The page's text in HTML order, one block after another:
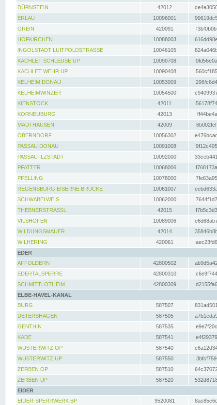
DÜRNSTEIN
42012
ERLAU
10096001
GREIN
420091
HOFKIRCHEN
10088003
INGOLSTADT LUITPOLDSTRASSE
10046105
KACHLET SCHLEUSE UP
10090708
KACHLET WEHR UP
10090408
KELHEIM DONAU
10053009
KELHEIMWINZER
10054500
KIENSTOCK
42011
KORNEUBURG
42013
MAUTHAUSEN
42009
OBERNDORF
10056302
PASSAU DONAU
10091008
PASSAU ILZSTADT
10092000
PFATTER
10068006
PFELLING
10078000
REGENSBURG EISERNE BRÜCKE
10061007
SCHWABELWEIS
10062000
THEBNERSTRASSL
42015
VILSHOFEN
10089006
WILDUNGSMAUER
42014
WILHERING
420061
EDER
AFFOLDERN
42800502
EDERTALSPERRE
42800310
SCHMITTLOTHEIM
42800309
ELBE-HAVEL-KANAL
BURG
587507
DETERSHAGEN
587505
GENTHIN
587535
KADE
587541
WUSTERWITZ OP
587540
WUSTERWITZ UP
587550
ZERBEN OP
587510
ZERBEN UP
587520
EIDER
EIDER-SPERRWERK BP
9520081